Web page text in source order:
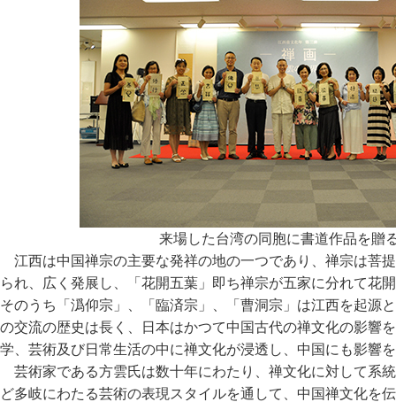
来場した台湾の同胞に書道作品を贈
江西は中国禅宗の主要な発祥の地の一つであり、禅宗は菩
られ、広く発展し、「花開五葉」即ち禅宗が五家に分れて花
そのうち「潙仰宗」、「臨済宗」、「曹洞宗」は江西を起源
の交流の歴史は長く、日本はかつて中国古代の禅文化の影響
学、芸術及び日常生活の中に禅文化が浸透し、中国にも影響
芸術家である方雲氏は数十年にわたり、禅文化に対して系
ど多岐にわたる芸術の表現スタイルを通して、中国禅文化を